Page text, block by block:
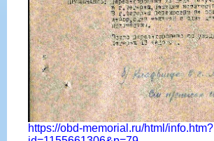
https://obd-memorial.ru/html/info.htm?